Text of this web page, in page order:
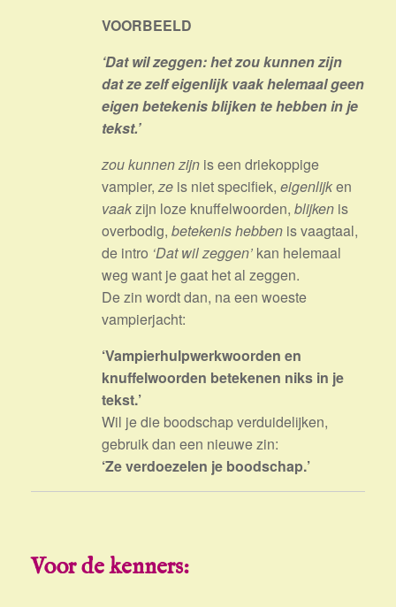
VOORBEELD
‘Dat wil zeggen: het zou kunnen zijn
dat ze zelf eigenlijk vaak helemaal geen
eigen betekenis blijken te hebben in je
tekst.’
zou kunnen zijn is een driekoppige
vampier,ze is niet specifiek, eigenlijken
vaakzijn loze knuffelwoorden, blijken is
overbodig, betekenis hebben is vaagtaal,
de intro ‘Dat wil zeggen’ kan helemaal
weg want je gaat het al zeggen.
De zin wordt dan, na een woeste
vampierjacht:
‘Vampierhulpwerkwoorden en
knuffelwoorden betekenen niks in je
tekst.’
Wil je die boodschap verduidelijken,
gebruik dan een nieuwe zin:
‘Ze verdoezelen je boodschap.’
Voor de kenners: